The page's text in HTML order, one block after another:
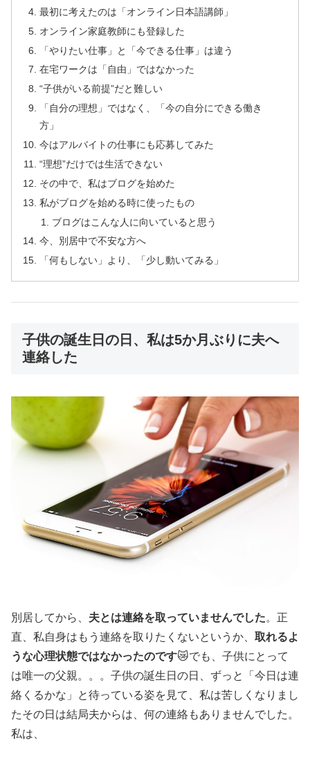
最初に考えたのは「オンライン日本語講師」
オンライン家庭教師にも登録した
「やりたい仕事」と「今できる仕事」は違う
在宅ワークは「自由」ではなかった
“子供がいる前提”だと難しい
「自分の理想」ではなく、「今の自分にできる働き
方」
今はアルバイトの仕事にも応募してみた
“理想”だけでは生活できない
その中で、私はブログを始めた
私がブログを始める時に使ったもの
ブログはこんな人に向いていると思う
今、別居中で不安な方へ
「何もしない」より、「少し動いてみる」
子供の誕生日の日、私は5か月ぶりに夫へ
連絡した
別居してから、 夫とは連絡を取っていませんでした。正
直、私自身はもう連絡を取りたくないというか、 取れるよ
うな心理状態ではなかったのです😿でも、子供にとって
は唯一の父親。。。子供の誕生日の日、ずっと「今日は連
絡くるかな」と待っている姿を見て、私は苦しくなりまし
たその日は結局夫からは、何の連絡もありませんでした。
私は、